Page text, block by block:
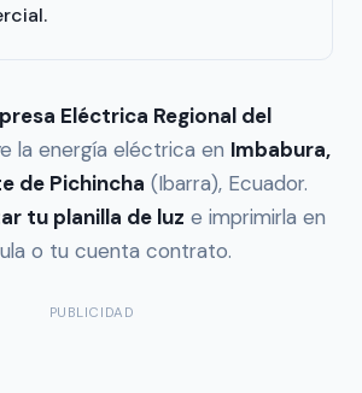
Eléctrica Regional del
la energía eléctrica en Imbabura,
de Pichincha (Ibarra), Ecuador.
tu planilla de luz e imprimirla en
o tu cuenta contrato.
PUBLICIDAD